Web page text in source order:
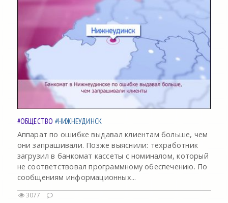
#ОБЩЕСТВО #НИЖНЕУДИНСК
Аппарат по ошибке выдавал клиентам больше, чем
они запрашивали. Позже выяснили: техработник
загрузил в банкомат кассеты с номиналом, который
не соответствовал программному обеспечению. По
сообщениям информационных...
3077